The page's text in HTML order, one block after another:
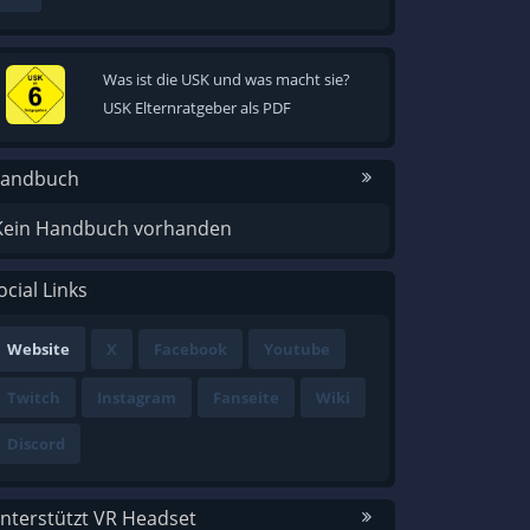
Was ist die USK und was macht sie?
USK Elternratgeber als PDF
Handbuch vorhanden
Links
Website X Facebook Youtube
Twitch Instagram Fanseite Wiki
Discord
VR Headset